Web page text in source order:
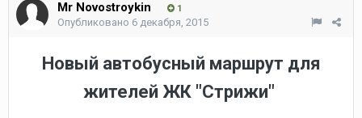
Mr Novostroykin 1
Опубликовано 6 декабря, 2015
Новый автобусный маршрут для
жителей ЖК "Стрижи"